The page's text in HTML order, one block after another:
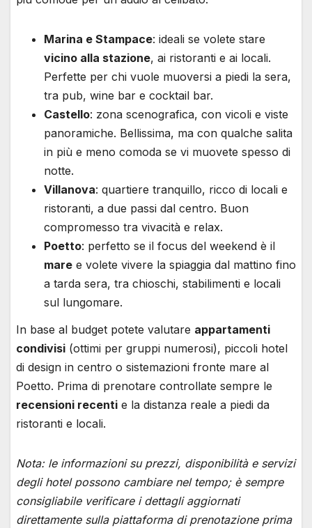
Marina e Stampace: ideali se volete stare
vicino alla stazione, ai ristoranti e ai locali.
Perfette per chi vuole muoversi a piedi la sera,
tra pub, wine bar e cocktail bar.
Castello: zona scenografica, con vicoli e viste
panoramiche. Bellissima, ma con qualche salita
in più e meno comoda se vi muovete spesso di
notte.
Villanova: quartiere tranquillo, ricco di locali e
ristoranti, a due passi dal centro. Buon
compromesso tra vivacità e relax.
Poetto: perfetto se il focus del weekend è il
mare e volete vivere la spiaggia dal mattino fino
a tarda sera, tra chioschi, stabilimenti e locali
sul lungomare.
In base al budget potete valutare appartamenti
condivisi (ottimi per gruppi numerosi), piccoli hotel
di design in centro o sistemazioni fronte mare al
Poetto. Prima di prenotare controllate sempre le
recensioni recenti e la distanza reale a piedi da
ristoranti e locali.
Nota: le informazioni su prezzi, disponibilità e servizi
degli hotel possono cambiare nel tempo; è sempre
consigliabile verificare i dettagli aggiornati
direttamente sulla piattaforma di prenotazione prima